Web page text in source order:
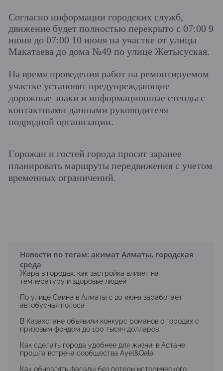
Согласно информации городских служб,
движение будет полностью перекрыто с 07:00 9
июня до 07:00 10 июня на участке от улицы
Макатаева до дома №49 по улице Жетысуская.
На время проведения работ на ремонтируемом
участке установят предупреждающие
дорожные знаки и информационные стенды с
контактными данными руководителя
подрядной организации.
Горожан и гостей города просят заранее
планировать маршруты передвижения с учетом
временных ограничений.
Новости по тегам: акимат Алматы, городская
среда
Жара в городах: как застройка влияет на
температуру и здоровье людей
По улице Саина в Алматы с 20 июня заработает
автобусная полоса
В Казахстане объявили конкурс романов о городах с
призовым фондом до 100 тысяч долларов
Как сделать города удобнее для жизни: в Астане
прошла встреча сообщества Ayel&Qala
Как обновлять фасады без потери исторического